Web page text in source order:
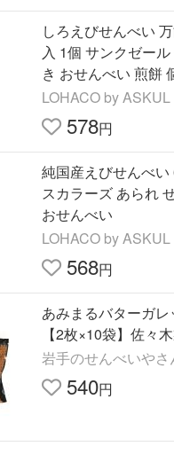
しろえびせんべい
入 1個 サンクゼー
き おせんべい 煎餅
LOHACO by ASKUL
578円
純国産えびせんべい 65g 2
スカラーズ あられ
おせんべい
LOHACO by ASKUL
568円
あみまるバターガ
【2枚×10袋】佐々
岩手のせんべいやさ
540円